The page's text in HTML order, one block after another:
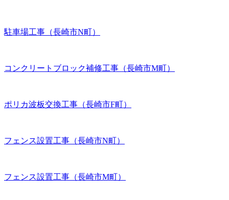
駐車場工事（長崎市N町）
コンクリートブロック補修工事（長崎市M町）
ポリカ波板交換工事（長崎市F町）
フェンス設置工事（長崎市N町）
フェンス設置工事（長崎市M町）